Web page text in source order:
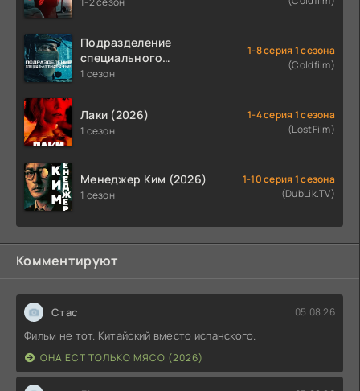
Подразделение
специального
назначения (2026)
1 сезон
1-8 серия 1 сезона
(Coldfilm)
Лаки (2026)
1 сезон
1-4 серия 1 сезона
(LostFilm)
Менеджер Ким (2026)
1 сезон
1-10 серия 1 сезона
(DubLik.TV)
Комментируют
Стас 05.08.26
Фильм не тот. Китайский вместо испанского.
ОНА ЕСТ ТОЛЬКО МЯСО (2026)